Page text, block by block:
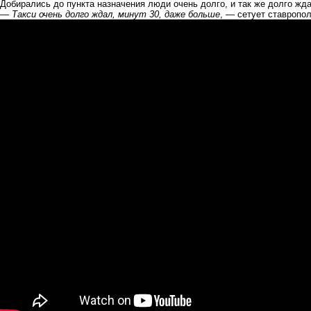
Добирались до пункта назначения люди очень долго, и так же долго
— Такси очень долго ждал, минут 30, даже больше, — сетует